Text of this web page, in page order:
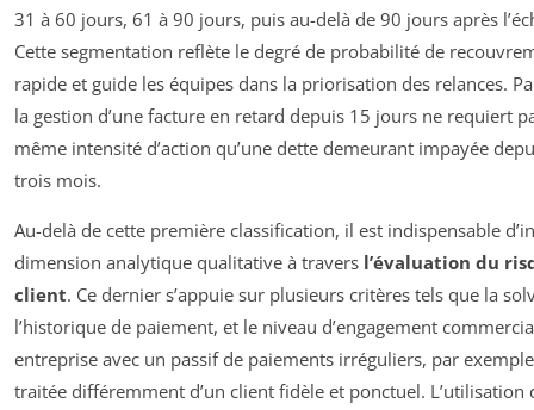
31 à 60 jours, 61 à 90 jours, puis au-delà de 90 jours après
Cette segmentation reflète le degré de probabilité de
rapide et guide les équipes dans la priorisation des relances.
la gestion d’une facture en retard depuis 15 jours ne requiert
même intensité d’action qu’une dette demeurant impayée
trois mois.
Au-delà de cette première classification, il est indispensable
dimension analytique qualitative à travers l’évaluation du
client. Ce dernier s’appuie sur plusieurs critères tels que la
l’historique de paiement, et le niveau d’engagement
entreprise avec un passif de paiements irréguliers, par
traitée différemment d’un client fidèle et ponctuel. L’utilisation